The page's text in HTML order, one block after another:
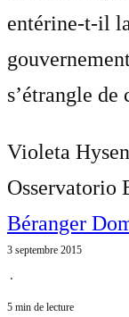
entérine-t-il
s’étrangle de
Violeta
Osservatorio
Béranger
3 septembre 2015
⋅
5 min de lecture